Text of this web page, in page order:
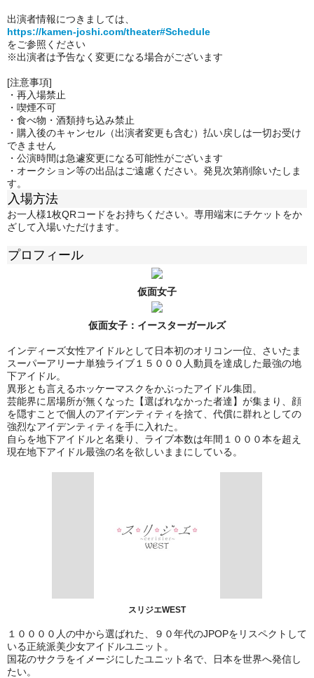
出演者情報につきましては、
https://kamen-joshi.com/theater#Schedule
をご参照ください
※出演者は予告なく変更になる場合がございます
[注意事項]
・再入場禁止
・喫煙不可
・ 食べ物・酒類持ち込み禁止
・購入後のキャンセル（出演者変更も含む）払い戻しは一切お受け
できません
・公演時間は急遽変更になる可能性がございます
・オークション等の出品はご遠慮ください。発見次第削除いたしま
す。
入場方法
お一人様1枚QRコードをお持ちください。専用端末にチケットをか
ざして入場いただけます。
プロフィール
仮面女子
仮面女子： イースターガールズ
インディーズ女性アイドルとして日本初のオリコン一位、さいたま
スーパーアリーナ単独ライブ１５０００人動員を達成した最強の地
下アイドル。
異形とも言えるホッケーマスクをかぶったアイドル集団。
芸能界に居場所が無くなった【選ばれなかった者達】が集まり、顔
を隠すことで個人のアイデンティティを捨て、代償に群れとしての
強烈なアイデンティティを手に入れた。
自らを地下アイドルと名乗り、ライブ本数は年間１０００本を超え
現在地下アイドル最強の名を欲しいままにしている。
スリジエWEST
１００００人の中から選ばれた、９０年代のJPOPをリスペクトして
いる正統派美少女アイドルユニット。
国花のサクラをイメージにしたユニット名で、日本を世界へ発信し
たい。